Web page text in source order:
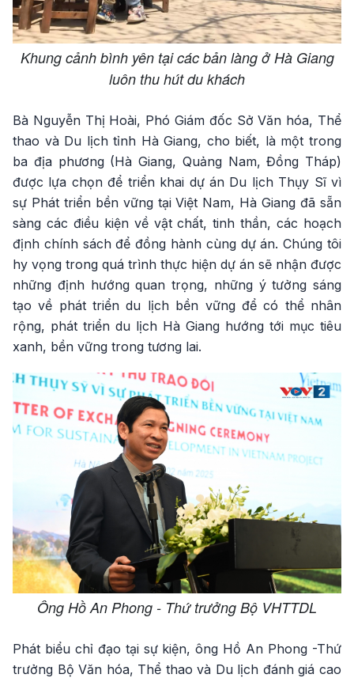
Khung cảnh bình yên tại các bản làng ở Hà Giang
luôn thu hút du khách
Bà Nguyễn Thị Hoài, Phó Giám đốc Sở Văn hóa, Thể
thao và Du lịch tỉnh Hà Giang, cho biết, là một trong
ba địa phương (Hà Giang, Quảng Nam, Đồng Tháp)
được lựa chọn để triển khai dự án Du lịch Thụy Sĩ vì
sự Phát triển bền vững tại Việt Nam, Hà Giang đã sẵn
sàng các điều kiện về vật chất, tinh thần, các hoạch
định chính sách để đồng hành cùng dự án. Chúng tôi
hy vọng trong quá trình thực hiện dự án sẽ nhận được
những định hướng quan trọng, những ý tưởng sáng
tạo về phát triển du lịch bền vững để có thể nhân
rộng, phát triển du lịch Hà Giang hướng tới mục tiêu
xanh, bền vững trong tương lai.
Ông Hồ An Phong - Thứ trưởng Bộ VHTTDL
Phát biểu chỉ đạo tại sự kiện, ông Hồ An Phong -Thứ
trưởng Bộ Văn hóa, Thể thao và Du lịch đánh giá cao